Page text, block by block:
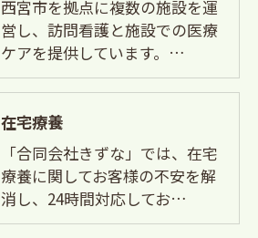
西宮市を拠点に複数の施設を運
営し、訪問看護と施設での医療
ケアを提供しています。…
在宅療養
「合同会社きずな」では、在宅
療養に関してお客様の不安を解
消し、24時間対応してお…